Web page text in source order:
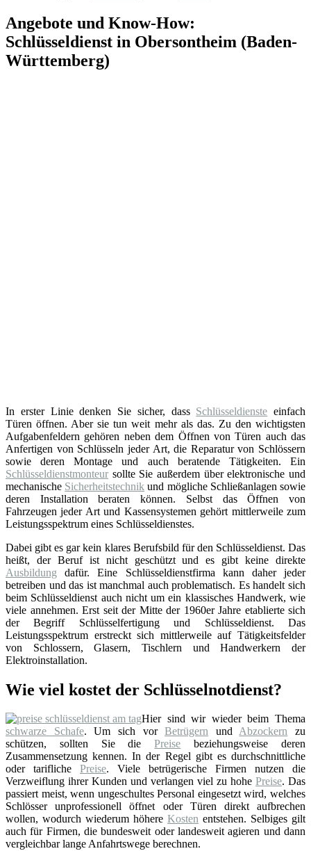
Angebote und Know-How:
Schlüsseldienst in Obersontheim (Baden-
Württemberg)
In erster Linie denken Sie sicher, dass Schlüsseldienste einfach
Türen öffnen. Aber sie tun weit mehr als das. Zu den wichtigsten
Aufgabenfeldern gehören neben dem Öffnen von Türen auch das
Anfertigen von Schlüsseln jeder Art, die Reparatur von Schlössern
sowie deren Montage und auch beratende Tätigkeiten. Ein
Schlüsseldienstmonteur sollte Sie außerdem über elektronische und
mechanische Sicherheitstechnik und mögliche Schließanlagen sowie
deren Installation beraten können. Selbst das Öffnen von
Fahrzeugen jeder Art und Kassensystemen gehört mittlerweile zum
Leistungsspektrum eines Schlüsseldienstes.
Dabei gibt es gar kein klares Berufsbild für den Schlüsseldienst. Das
heißt, der Beruf ist nicht geschützt und es gibt keine direkte
Ausbildung dafür. Eine Schlüsseldienstfirma kann daher jeder
betreiben und das ist manchmal auch problematisch. Es handelt sich
beim Schlüsseldienst auch nicht um ein klassisches Handwerk, wie
viele annehmen. Erst seit der Mitte der 1960er Jahre etablierte sich
der Begriff Schlüsselfertigung und Schlüsseldienst. Das
Leistungsspektrum erstreckt sich mittlerweile auf Tätigkeitsfelder
von Schlossern, Glasern, Tischlern und Handwerkern der
Elektroinstallation.
Wie viel kostet der Schlüsselnotdienst?
Hier sind wir wieder beim Thema
schwarze Schafe. Um sich vorBetrügern undAbzockern zu
schützen, sollten Sie diePreise beziehungsweise deren
Zusammensetzung kennen. In der Regel gibt es durchschnittliche
oder tarifliche Preise. Viele betrügerische Firmen nutzen die
Verzweiflung ihrer Kunden und verlangen viel zu hohe Preise. Das
passiert meist, wenn ungeschultes Personal eingesetzt wird, welches
Schlösser unprofessionell öffnet oder Türen direkt aufbrechen
wollen, wodurch wiederum höhere Kosten entstehen. Selbiges gilt
auch für Firmen, die bundesweit oder landesweit agieren und dann
vergleichbar lange Anfahrtswege berechnen.